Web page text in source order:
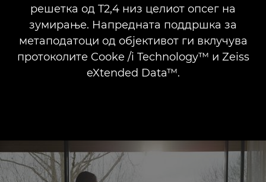
решетка од T2,4 низ целиот опсег на
зумирање. Напредната поддршка за
метаподатоци од објективот ги вклучува
протоколите Cooke /i Technology™ и Zeiss
eXtended Data™.